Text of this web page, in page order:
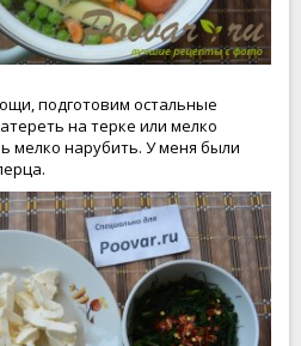
подготовим остальные
на терке или мелко
мелко нарубить. У меня были